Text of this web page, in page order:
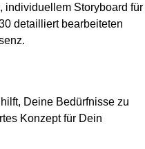
individuellem Storyboard für
detailliert bearbeiteten
Deine Bedürfnisse zu
Konzept für Dein